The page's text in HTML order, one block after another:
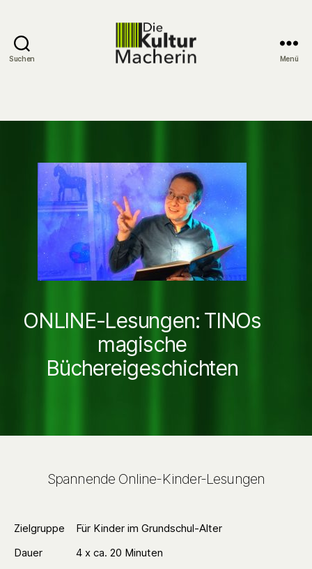
Suchen Menü
ONLINE-Lesungen: TINOs
magische
Büchereigeschichten
Spannende Online-Kinder-Lesungen
Zielgruppe
Für Kinder im Grundschul-Alter
Dauer
4 x ca. 20 Minuten